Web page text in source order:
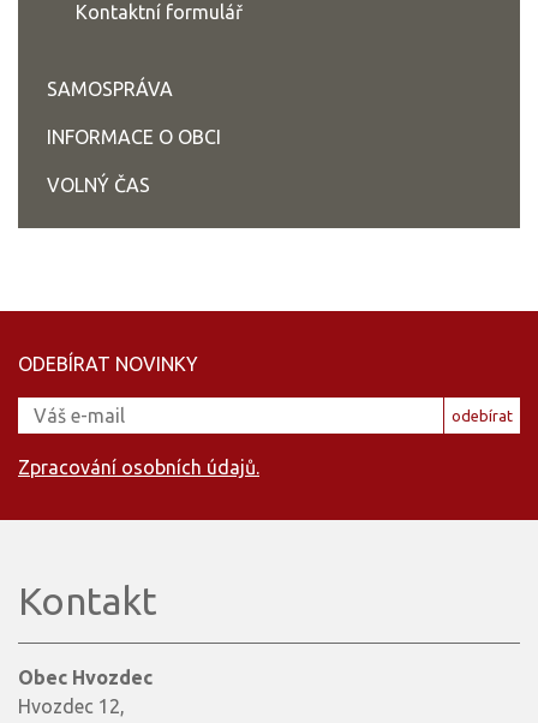
Kontaktní formulář
SAMOSPRÁVA
INFORMACE O OBCI
VOLNÝ ČAS
ODEBÍRAT NOVINKY
odebírat
Zpracování osobních údajů.
Kontakt
Obec Hvozdec
Hvozdec 12,